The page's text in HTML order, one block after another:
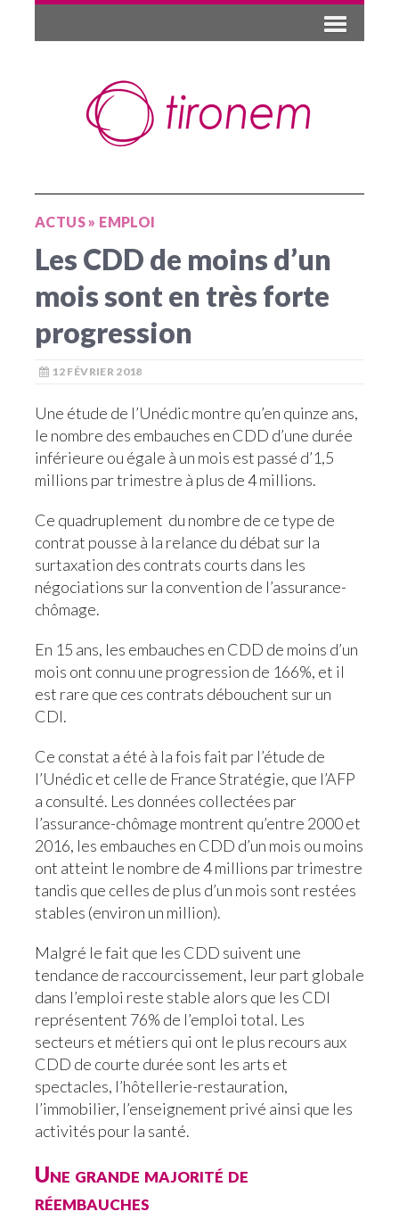
ACTUS» EMPLOI
Les CDD de moins d’un
mois sont en très forte
progression
12 FÉVRIER 2018
Une étude de l’Unédic montre qu’en quinze ans,
le nombre des embauches en CDD d’une durée
inférieure ou égale à un mois est passé d’1,5
millions par trimestre à plus de 4 millions.
Ce quadruplement du nombre de ce type de
contrat pousse à la relance du débat sur la
surtaxation des contrats courts dans les
négociations sur la convention de l’assurance-
chômage.
En 15 ans, les embauches en CDD de moins d’un
mois ont connu une progression de 166%, et il
est rare que ces contrats débouchent sur un
CDI.
Ce constat a été à la fois fait par l’étude de
l’Unédic et celle de France Stratégie, que l’AFP
a consulté. Les données collectées par
l’assurance-chômage montrent qu’entre 2000 et
2016, les embauches en CDD d’un mois ou moins
ont atteint le nombre de 4 millions par trimestre
tandis que celles de plus d’un mois sont restées
stables (environ un million).
Malgré le fait que les CDD suivent une
tendance de raccourcissement, leur part globale
dans l’emploi reste stable alors que les CDI
représentent 76% de l’emploi total. Les
secteurs et métiers qui ont le plus recours aux
CDD de courte durée sont les arts et
spectacles, l’hôtellerie-restauration,
l’immobilier, l’enseignement privé ainsi que les
activités pour la santé.
Une grande majorité de
réembauches